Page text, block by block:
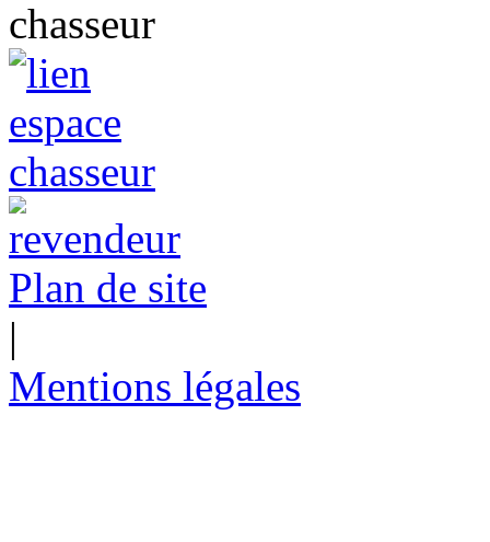
Plan de site
|
Mentions légales